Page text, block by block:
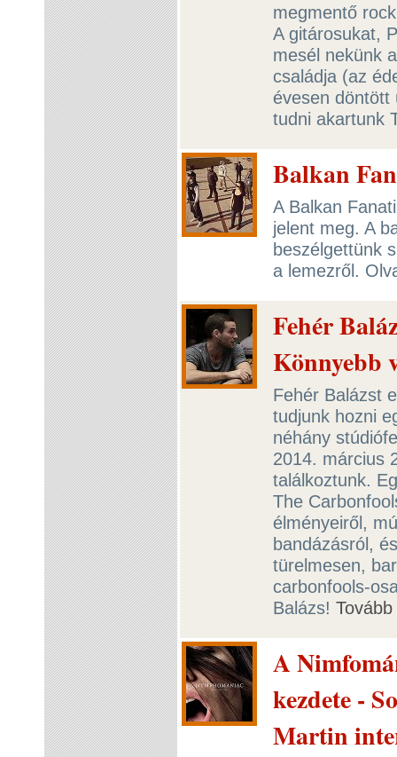
megmentő
A gitárosukat,
mesél nekünk
családja (az
évesen döntött
tudni akartunk
Balkan
A Balkan
jelent meg. A
beszélgettünk
a lemezről.
Fehér
Könnyebb
Fehér Balázst
tudjunk hozni
néhány
2014. március
találkoztunk.
The
élményeiről,
bandázásról,
türelmesen,
carbonfools-
Balázs! Tovább
A
kezdete -
Martin